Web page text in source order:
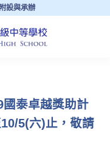
附設與承辦
泰卓越獎助計
5(六)止，敬請